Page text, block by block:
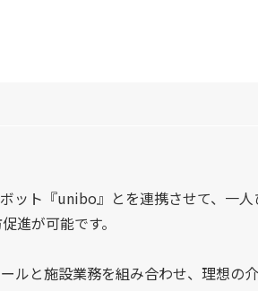
ット『unibo』とを連携させて、一人
進が可能です。
ルと施設業務を組み合わせ、理想の